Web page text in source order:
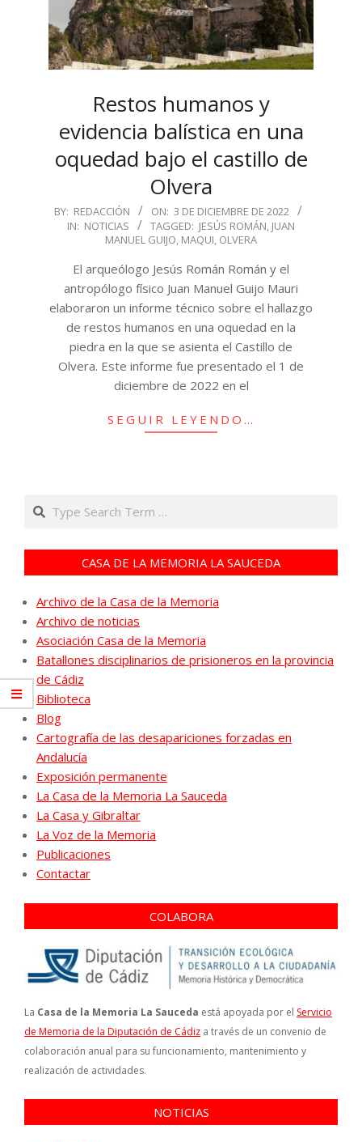
Restos humanos y
evidencia balística en una
oquedad bajo el castillo de
Olvera
2022-
BY: REDACCIÓN ON: 3 DE DICIEMBRE DE 2022
IN: NOTICIAS TAGGED: JESÚS ROMÁN, JUAN
MANUEL GUIJO, MAQUI, OLVERA
El arqueólogo Jesús Román Román y el
antropólogo físico Juan Manuel Guijo Mauri
elaboraron un informe técnico sobre el hallazgo
de restos humanos en una oquedad en la
piedra en la que se asienta el Castillo de
Olvera. Este informe fue presentado el 1 de
diciembre de 2022 en el
SEGUIR LEYENDO…
Search
CASA DE LA MEMORIA LA SAUCEDA
Archivo de la Casa de la Memoria
Archivo de noticias
Asociación Casa de la Memoria
Batallones disciplinarios de prisioneros en la provincia
de Cádiz
Biblioteca
Blog
Cartografía de las desapariciones forzadas en
Andalucía
Exposición permanente
La Casa de la Memoria La Sauceda
La Casa y Gibraltar
La Voz de la Memoria
Publicaciones
Contactar
COLABORA
La Casa de la Memoria La Sauceda está apoyada por el Servicio
de Memoria de la Diputación de Cádiz a través de un convenio de
colaboración anual para su funcionamiento, mantenimiento y
realización de actividades.
NOTICIAS